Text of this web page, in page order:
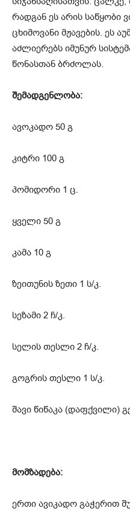
რადგან ეს არის საწყობი
ცხიმოვანი მჟავების. ეს
აძლიერებს იმუნურ
წონასთან ბრძოლას.
შემადგენლობა:
ავოკადო 50 გ
კიტრი 100 გ
პომიდორი 1 ც.
ყველი 50 გ
კამა 10 გ
ზეითუნის ზეთი 1 ს/კ.
სეზამი 2 ჩ/კ.
სელის თესლი 2 ჩ/კ.
გოგრის თესლი 1 ს/კ.
შავი წიწაკა (დაფქვილი)
მომზადება:
ერთი ავიკადო გაჭერით